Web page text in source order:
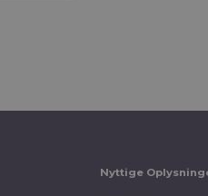
Nyttige